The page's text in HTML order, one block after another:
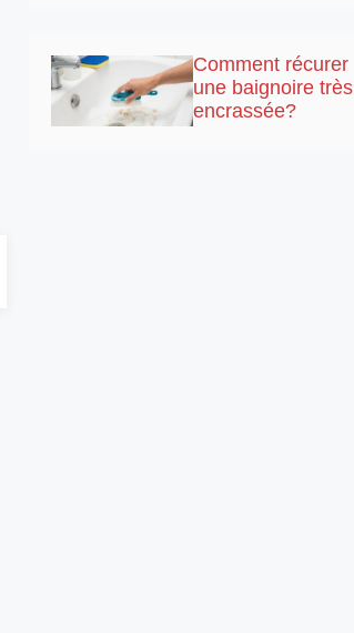
Comment récurer
une baignoire très
encrassée?